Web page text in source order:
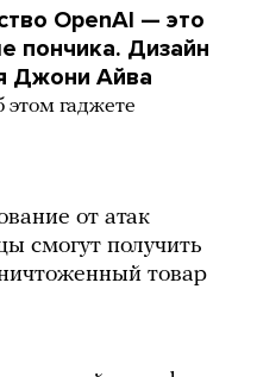
OpenAI — это
пончика. Дизайн
Джони Айва
этом гаджете
от атак
смогут получить
товар